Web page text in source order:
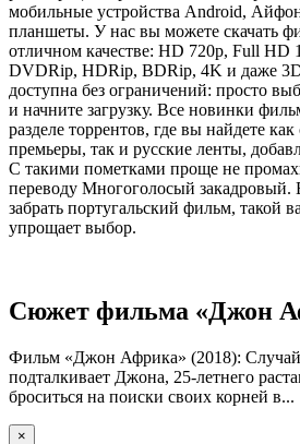
мобильные устройства Android,
планшеты. У нас вы можете скачать
отличном качестве: HD 720p, Full HD
DVDRip, HDRip, BDRip, 4K и даже
доступна без ограничений: просто
и начните загрузку. Все новинки
разделе торрентов, где вы найдете
премьеры, так и русские ленты,
С такими пометками проще не
переводу Многоголосый закадровый.
забрать португальский фильм, такой
упрощает выбор.
Сюжет фильма «Джон
Фильм «Джон Африка» (2018):
подталкивает Джона, 25-летнего
броситься на поиски своих корней в...
×